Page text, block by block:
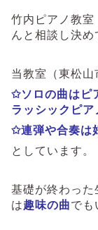
竹内ピアノ教室
んと相談し決め
当教室（東松山
✩ソロの曲はピ
ラッシックピア
✩連弾や合奏は
としています。
基礎が終わっ
は趣味の曲でも